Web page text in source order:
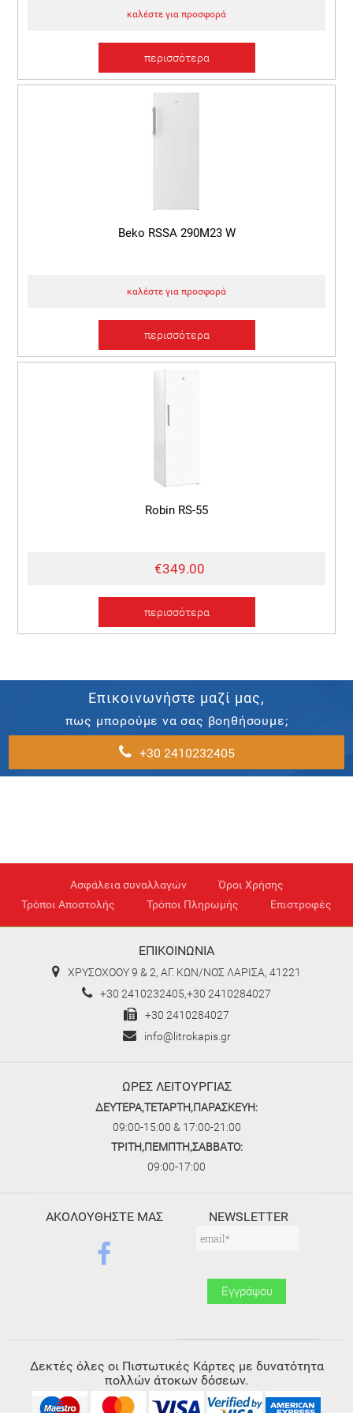
καλέστε για προσφορά
περισσότερα
Beko RSSA 290M23 W
καλέστε για προσφορά
περισσότερα
Robin RS-55
€349.00
περισσότερα
Επικοινωνήστε μαζί μας,
πως μπορούμε να σας βοηθήσουμε;
+30 2410232405
Ασφάλεια συναλλαγών
Όροι Χρήσης
Τρόποι Αποστολής
Τρόποι Πληρωμής Επιστροφές
ΕΠΙΚΟΙΝΩΝΙΑ
ΧΡΥΣΟΧΟΟΥ 9 & 2, ΑΓ. ΚΩΝ/ΝΟΣ ΛΑΡΙΣΑ, 41221
+30 2410232405,+30 2410284027
+30 2410284027
info@litrokapis.gr
ΩΡΕΣ ΛΕΙΤΟΥΡΓΙΑΣ
ΔΕΥΤΕΡΑ,ΤΕΤΑΡΤΗ,ΠΑΡΑΣΚΕΥΗ:
09:00-15:00 & 17:00-21:00
ΤΡΙΤΗ,ΠΕΜΠΤΗ,ΣΑΒΒΑΤΟ:
09:00-17:00
ΑΚΟΛΟΥΘΗΣΤΕ ΜΑΣ NEWSLETTER
Δεκτές όλες οι Πιστωτικές Κάρτες με δυνατότητα
πολλών άτοκων δόσεων.